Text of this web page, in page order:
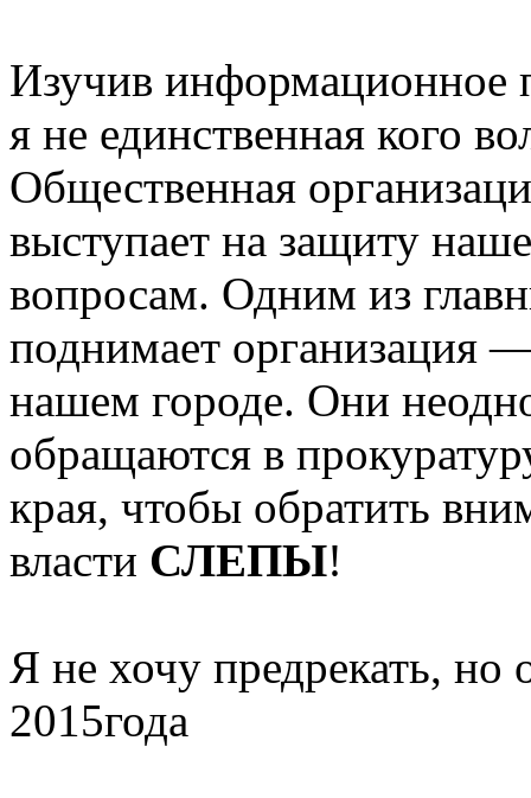
Изучив информационное
я не единственная кого
Общественная
выступает на защиту
вопросам. Одним из
поднимает организация
нашем городе. Они
обращаются в
края, чтобы обратить
власти СЛЕПЫ!
Я не хочу предрекать, но
2015года